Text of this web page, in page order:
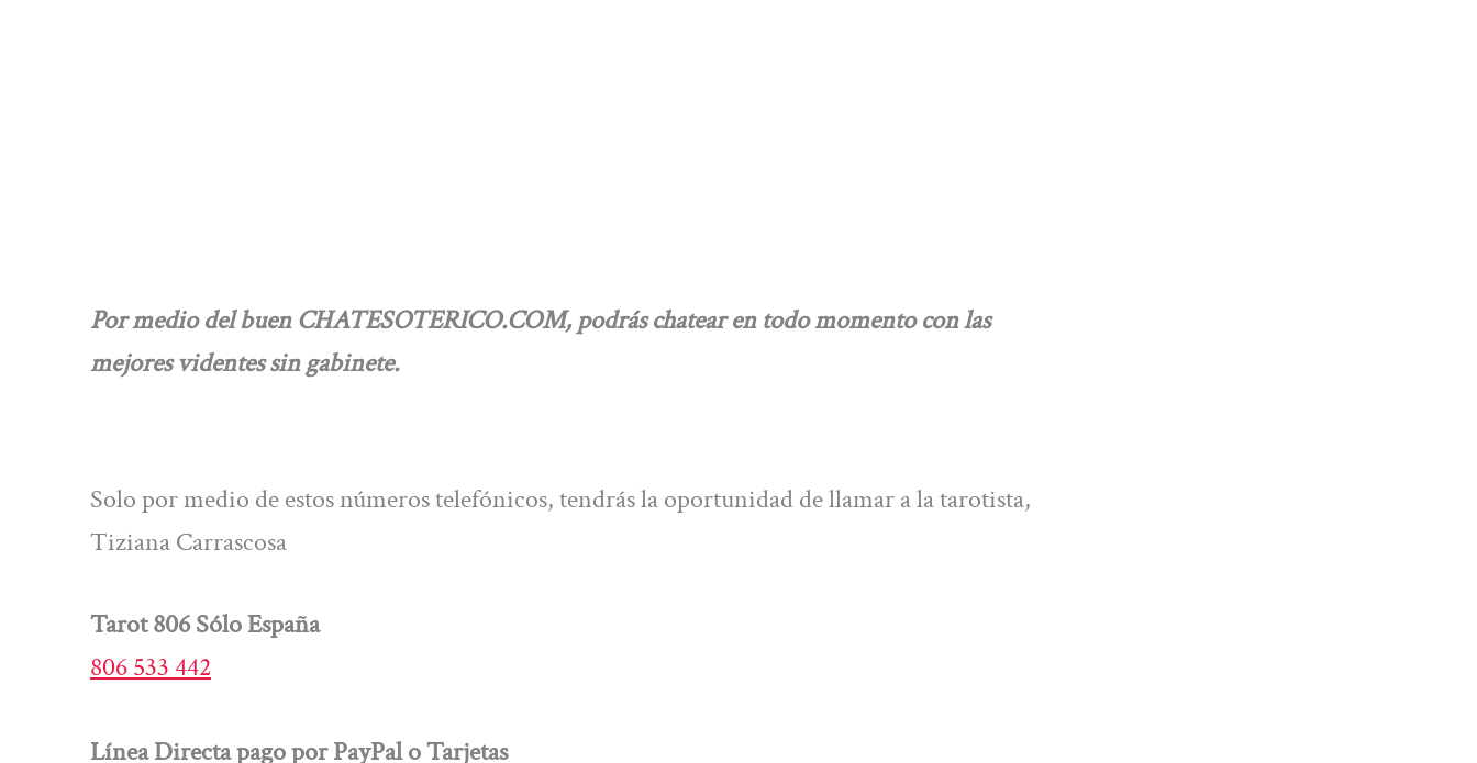
Por medio del buen CHATESOTERICO.COM, podrás chatear en todo momento con las
mejores videntes sin gabinete.
Solo por medio de estos números telefónicos, tendrás la oportunidad de llamar a la tarotista,
Tiziana Carrascosa
Tarot 806 Sólo España
806 533 442
Línea Directa pago por PayPal o Tarjetas